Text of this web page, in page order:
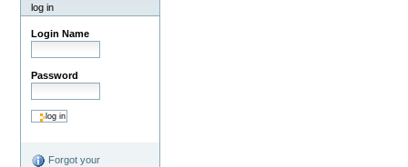
log in
Login Name
Password
Forgot your